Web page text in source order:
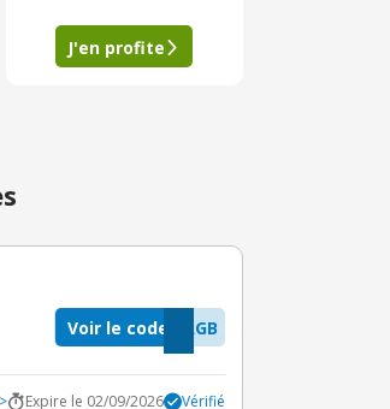
J'en profite
AGB
Voir le code
Expire le 02/09/2026 Vérifié